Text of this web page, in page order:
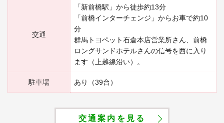
交通
「新前橋駅」から徒歩約13分
「前橋インターチェンジ」からお車で約10
分
群馬トヨペット石倉本店営業所さん、前橋
ロングサンドホテルさんの信号を西に入り
ます（上越線沿い）。
駐車場 あり（39台）
交通案内を見る